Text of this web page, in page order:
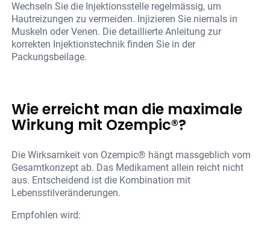
Wechseln Sie die Injektionsstelle regelmässig, um
Hautreizungen zu vermeiden. Injizieren Sie niemals in
Muskeln oder Venen. Die detaillierte Anleitung zur
korrekten Injektionstechnik finden Sie in der
Packungsbeilage.
Wie erreicht man die maximale
Wirkung mit Ozempic®?
Die Wirksamkeit von Ozempic® hängt massgeblich vom
Gesamtkonzept ab. Das Medikament allein reicht nicht
aus. Entscheidend ist die Kombination mit
Lebensstilveränderungen.
Empfohlen wird: